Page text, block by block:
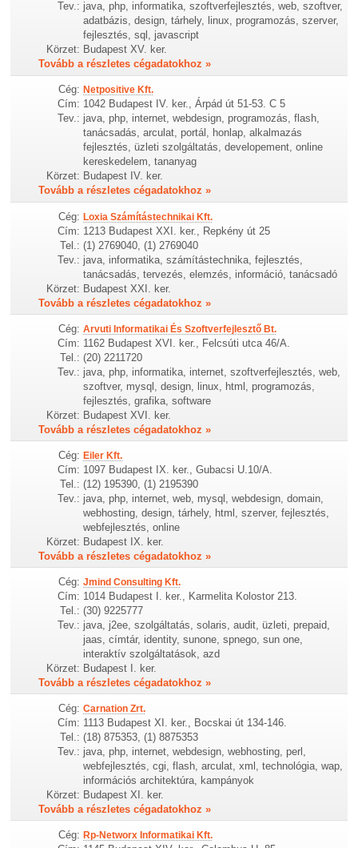
Tev.: java, php, informatika, szoftverfejlesztés, web, szoftver,
adatbázis, design, tárhely, linux, programozás, szerver,
fejlesztés, sql, javascript
Körzet: Budapest XV. ker.
Tovább a részletes cégadatokhoz »
Cég: Netpositive Kft.
Cím: 1042 Budapest IV. ker., Árpád út 51-53. C 5
Tev.: java, php, internet, webdesign, programozás, flash,
tanácsadás, arculat, portál, honlap, alkalmazás
fejlesztés, üzleti szolgáltatás, developement, online
kereskedelem, tananyag
Körzet: Budapest IV. ker.
Tovább a részletes cégadatokhoz »
Cég: Loxia Számítástechnikai Kft.
Cím: 1213 Budapest XXI. ker., Repkény út 25
Tel.: (1) 2769040, (1) 2769040
Tev.: java, informatika, számítástechnika, fejlesztés,
tanácsadás, tervezés, elemzés, információ, tanácsadó
Körzet: Budapest XXI. ker.
Tovább a részletes cégadatokhoz »
Cég: Arvuti Informatikai És Szoftverfejlesztő Bt.
Cím: 1162 Budapest XVI. ker., Felcsúti utca 46/A.
Tel.: (20) 2211720
Tev.: java, php, informatika, internet, szoftverfejlesztés, web,
szoftver, mysql, design, linux, html, programozás,
fejlesztés, grafika, software
Körzet: Budapest XVI. ker.
Tovább a részletes cégadatokhoz »
Cég: Eiler Kft.
Cím: 1097 Budapest IX. ker., Gubacsi U.10/A.
Tel.: (12) 195390, (1) 2195390
Tev.: java, php, internet, web, mysql, webdesign, domain,
webhosting, design, tárhely, html, szerver, fejlesztés,
webfejlesztés, online
Körzet: Budapest IX. ker.
Tovább a részletes cégadatokhoz »
Cég: Jmind Consulting Kft.
Cím: 1014 Budapest I. ker., Karmelita Kolostor 213.
Tel.: (30) 9225777
Tev.: java, j2ee, szolgáltatás, solaris, audit, üzleti, prepaid,
jaas, címtár, identity, sunone, spnego, sun one,
interaktív szolgáltatások, azd
Körzet: Budapest I. ker.
Tovább a részletes cégadatokhoz »
Cég: Carnation Zrt.
Cím: 1113 Budapest XI. ker., Bocskai út 134-146.
Tel.: (18) 875353, (1) 8875353
Tev.: java, php, internet, webdesign, webhosting, perl,
webfejlesztés, cgi, flash, arculat, xml, technológia, wap,
információs architektúra, kampányok
Körzet: Budapest XI. ker.
Tovább a részletes cégadatokhoz »
Cég: Rp-Networx Informatikai Kft.